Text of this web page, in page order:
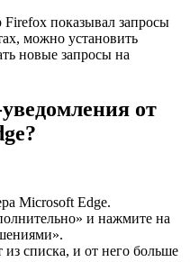
Firefox показывал запросы
можно установить
новые запросы на
от
Microsoft Edge.
и нажмите на
списка, и от него больше